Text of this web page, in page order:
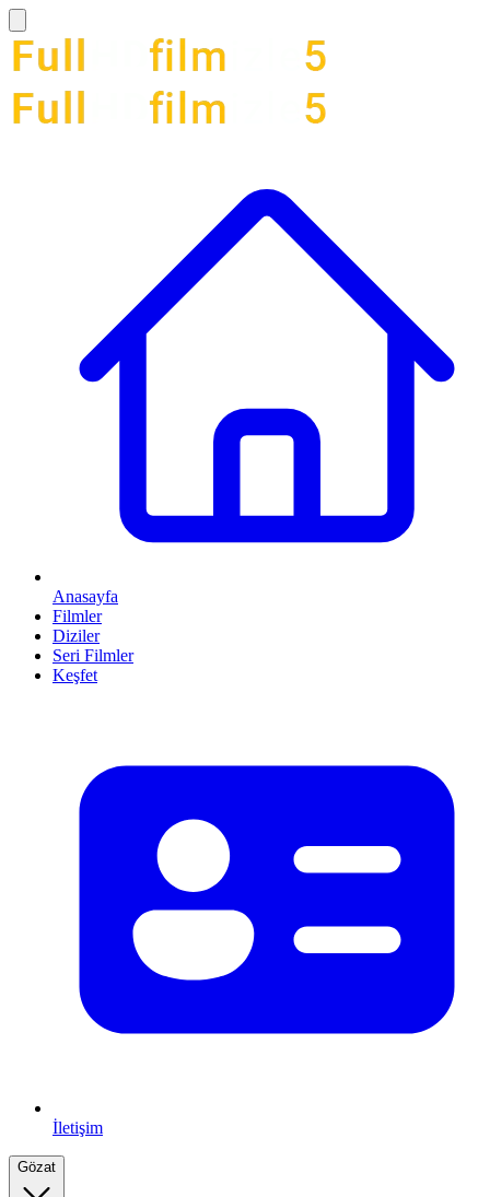
Anasayfa
Filmler
Diziler
Seri Filmler
Keşfet
İletişim
Gözat